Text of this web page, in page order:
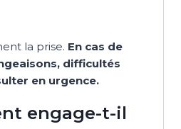
la prise. En cas de
difficultés
en urgence.
engage-t-il